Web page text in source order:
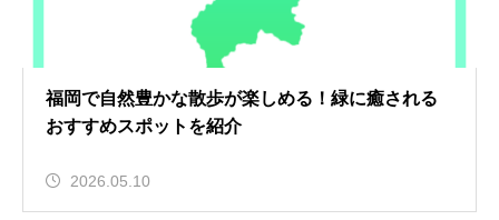
福岡で自然豊かな散歩が楽しめる！緑に癒される
おすすめスポットを紹介
2026.05.10